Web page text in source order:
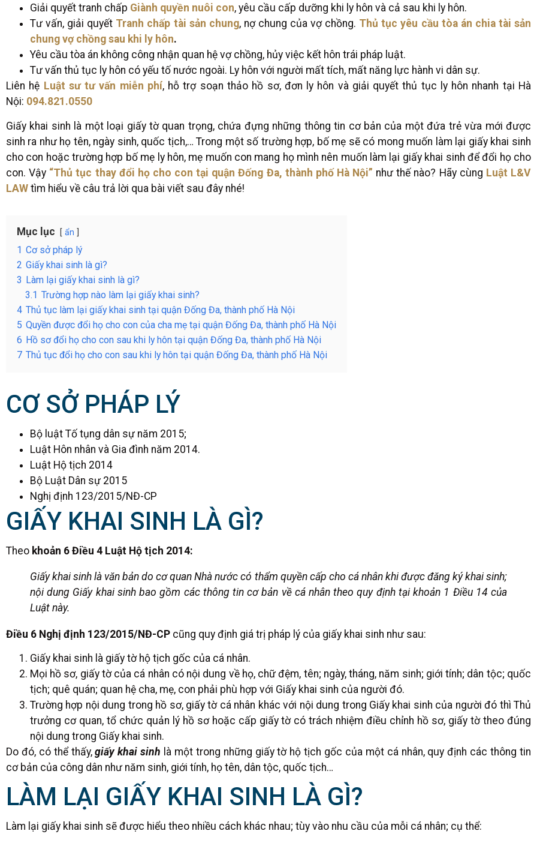
Giải quyết tranh chấp Giành quyền nuôi con, yêu cầu cấp dưỡng khi ly hôn và cả sau khi ly hôn.
Tư vấn, giải quyết Tranh chấp tài sản chung, nợ chung của vợ chồng. Thủ tục yêu cầu tòa án chia tài sản
chung vợ chồng sau khi ly hôn.
Yêu cầu tòa án không công nhận quan hệ vợ chồng, hủy việc kết hôn trái pháp luật.
Tư vấn thủ tục ly hôn có yếu tố nước ngoài. Ly hôn với người mất tích, mất năng lực hành vi dân sự.
Liên hệ Luật sư tư vấn miễn phí, hỗ trợ soạn thảo hồ sơ, đơn ly hôn và giải quyết thủ tục ly hôn nhanh tại Hà
Nội: 094.821.0550
Giấy khai sinh là một loại giấy tờ quan trọng, chứa đựng những thông tin cơ bản của một đứa trẻ vừa mới được
sinh ra như họ tên, ngày sinh, quốc tịch,… Trong một số trường hợp, bố mẹ sẽ có mong muốn làm lại giấy khai sinh
cho con hoặc trường hợp bố mẹ ly hôn, mẹ muốn con mang họ mình nên muốn làm lại giấy khai sinh để đổi họ cho
con. Vậy “Thủ tục thay đổi họ cho con tại quận Đống Đa, thành phố Hà Nội” như thế nào? Hãy cùng Luật L&V
LAW tìm hiểu về câu trả lời qua bài viết sau đây nhé!
Mục lục ẩn
1 Cơ sở pháp lý
2 Giấy khai sinh là gì?
3 Làm lại giấy khai sinh là gì?
3.1 Trường hợp nào làm lại giấy khai sinh?
4 Thủ tục làm lại giấy khai sinh tại quận Đống Đa, thành phố Hà Nội
5 Quyền được đổi họ cho con của cha mẹ tại quận Đống Đa, thành phố Hà Nội
6 Hồ sơ đổi họ cho con sau khi ly hôn tại quận Đống Đa, thành phố Hà Nội
7 Thủ tục đổi họ cho con sau khi ly hôn tại quận Đống Đa, thành phố Hà Nội
CƠ SỞ PHÁP LÝ
Bộ luật Tố tụng dân sự năm 2015;
Luật Hôn nhân và Gia đình năm 2014.
Luật Hộ tịch 2014
Bộ Luật Dân sự 2015
Nghị định 123/2015/NĐ-CP
GIẤY KHAI SINH LÀ GÌ?
Theo khoản 6 Điều 4 Luật Hộ tịch 2014:
Giấy khai sinh là văn bản do cơ quan Nhà nước có thẩm quyền cấp cho cá nhân khi được đăng ký khai sinh;
nội dung Giấy khai sinh bao gồm các thông tin cơ bản về cá nhân theo quy định tại khoản 1 Điều 14 của
Luật này.
Điều 6 Nghị định 123/2015/NĐ-CP cũng quy định giá trị pháp lý của giấy khai sinh như sau:
Giấy khai sinh là giấy tờ hộ tịch gốc của cá nhân.
Mọi hồ sơ, giấy tờ của cá nhân có nội dung về họ, chữ đệm, tên; ngày, tháng, năm sinh; giới tính; dân tộc; quốc
tịch; quê quán; quan hệ cha, mẹ, con phải phù hợp với Giấy khai sinh của người đó.
Trường hợp nội dung trong hồ sơ, giấy tờ cá nhân khác với nội dung trong Giấy khai sinh của người đó thì Thủ
trưởng cơ quan, tổ chức quản lý hồ sơ hoặc cấp giấy tờ có trách nhiệm điều chỉnh hồ sơ, giấy tờ theo đúng
nội dung trong Giấy khai sinh.
Do đó, có thể thấy,giấy khai sinh là một trong những giấy tờ hộ tịch gốc của một cá nhân, quy định các thông tin
cơ bản của công dân như năm sinh, giới tính, họ tên, dân tộc, quốc tịch…
LÀM LẠI GIẤY KHAI SINH LÀ GÌ?
Làm lại giấy khai sinh sẽ được hiểu theo nhiều cách khác nhau; tùy vào nhu cầu của mỗi cá nhân; cụ thể: